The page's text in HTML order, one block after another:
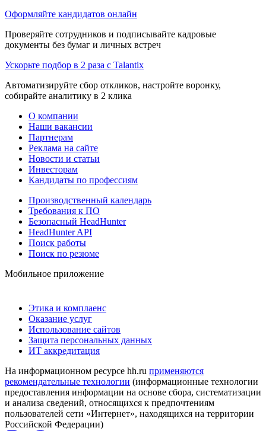
Оформляйте кандидатов онлайн
Проверяйте сотрудников и подписывайте кадровые
документы без бумаг и личных встреч
Ускорьте подбор в 2 раза с Talantix
Автоматизируйте сбор откликов, настройте воронку,
собирайте аналитику в 2 клика
О компании
Наши вакансии
Партнерам
Реклама на сайте
Новости и статьи
Инвесторам
Кандидаты по профессиям
Производственный календарь
Требования к ПО
Безопасный HeadHunter
HeadHunter API
Поиск работы
Поиск по резюме
Мобильное приложение
Этика и комплаенс
Оказание услуг
Использование сайтов
Защита персональных данных
ИТ аккредитация
На информационном ресурсе hh.ru применяются
рекомендательные технологии (информационные технологии
предоставления информации на основе сбора, систематизации
и анализа сведений, относящихся к предпочтениям
пользователей сети «Интернет», находящихся на территории
Российской Федерации)